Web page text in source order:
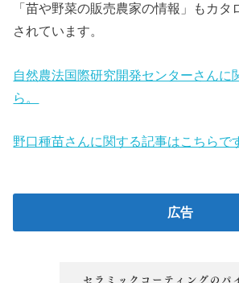
「苗や野菜の販売農家の情報」もカタ
されています。
自然農法国際研究開発センターさんに
ら。
野口種苗さんに関する記事はこちらで
広告